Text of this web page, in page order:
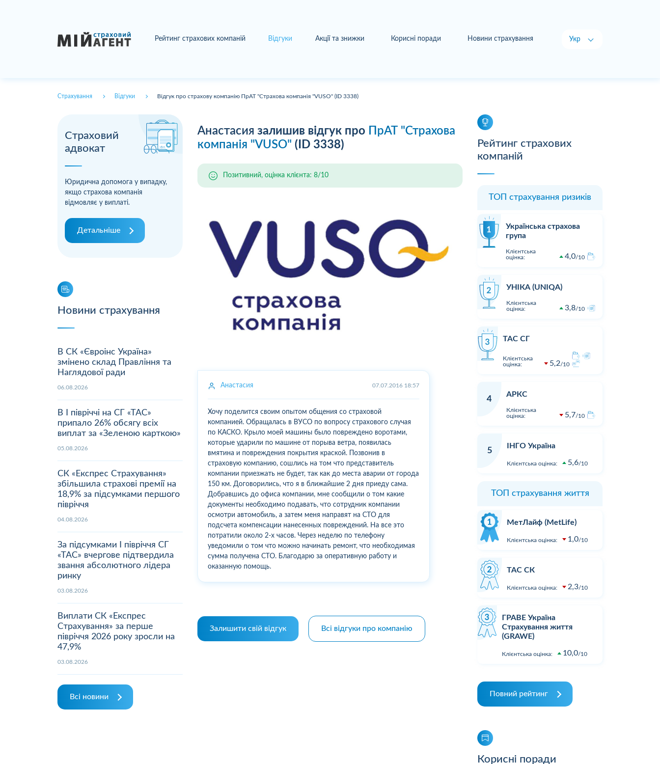
Рейтинг страхових компаній Відгуки Акції та знижки Корисні поради Новини страхування Укр
Страхування Відгуки Відгук про страхову компанію ПрАТ "Страхова компанія "VUSO" (ID 3338)
Страховий
адвокат
Юридична допомога у випадку,
якщо страхова компанія
відмовляє у виплаті.
Детальніше
Новини страхування
В СК «Євроінс Україна»
змінено склад Правління та
Наглядової ради
06.08.2026
В І півріччі на СГ «ТАС»
припало 26% обсягу всіх
виплат за «Зеленою карткою»
05.08.2026
СК «Експрес Страхування»
збільшила страхові премії на
18,9% за підсумками першого
півріччя
04.08.2026
За підсумками І півріччя СГ
«ТАС» вчергове підтвердила
звання абсолютного лідера
ринку
03.08.2026
Виплати СК «Експрес
Страхування» за перше
півріччя 2026 року зросли на
47,9%
03.08.2026
Всі новини
Анастасия залишив відгук про
ПрАТ "Страхова
компанія "VUSO" (ID 3338)
Позитивний, оцінка клієнта: 8/10
Анастасия 07.07.2016 18:57
Хочу поделится своим опытом общения со страховой
компанией. Обращалась в ВУСО по вопросу страхового случая
по КАСКО. Крыло моей машины было повреждено воротами,
которые ударили по машине от порыва ветра, появилась
вмятина и повреждения покрытия краской. Позвонив в
страховую компанию, сошлись на том что представитель
компании приезжать не будет, так как до места аварии от города
150 км. Договорились, что я в ближайшие 2 дня приеду сама.
Добравшись до офиса компании, мне сообщили о том какие
документы необходимо подавать, что сотрудник компании
осмотри автомобиль, а затем меня направят на СТО для
подсчета компенсации нанесенных повреждений. На все это
потратили около 2-х часов. Через неделю по телефону
уведомили о том что можно начинать ремонт, что необходимая
сумма получена СТО. Благодарю за оперативную работу и
оказанную помощь.
Залишити свій відгук Всі відгуки про компанію
Рейтинг страхових
компаній
ТОП страхування ризиків
Українська страхова
група
Клієнтська
оцінка:
4,0 10
УНІКА (UNIQA)
Клієнтська
оцінка:
3,8 10
ТАС СГ
Клієнтська
оцінка:
5,2 10
4
АРКС
Клієнтська
оцінка:
5,7 10
5
ІНГО Україна
Клієнтська оцінка: 5,6 10
ТОП страхування життя
МетЛайф (MetLife)
Клієнтська оцінка: 1,0 10
ТАС СК
Клієнтська оцінка: 2,3 10
ГРАВЕ Україна
Страхування життя
(GRAWE)
Клієнтська оцінка: 10,0 10
Повний рейтинг
Корисні поради